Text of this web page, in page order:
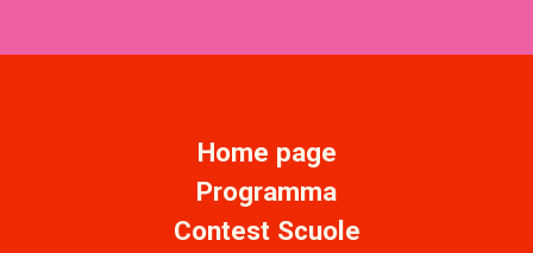
Home page
Programma
Contest Scuole